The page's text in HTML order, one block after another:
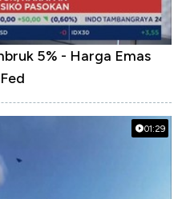
5% - Harga Emas
01:29